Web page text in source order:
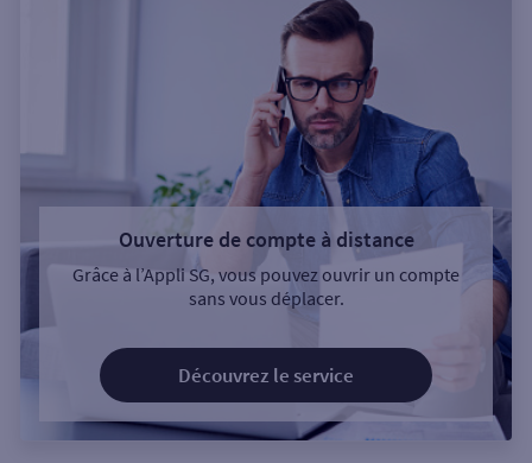
Ouverture de compte à distance
Grâce à l’Appli SG, vous pouvez ouvrir un compte
sans vous déplacer.
Découvrez le service